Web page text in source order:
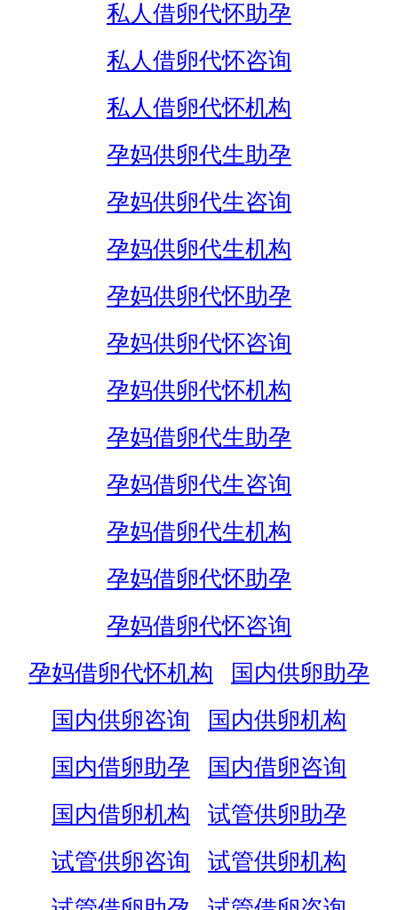
私人借卵代怀助孕
私人借卵代怀咨询
私人借卵代怀机构
孕妈供卵代生助孕
孕妈供卵代生咨询
孕妈供卵代生机构
孕妈供卵代怀助孕
孕妈供卵代怀咨询
孕妈供卵代怀机构
孕妈借卵代生助孕
孕妈借卵代生咨询
孕妈借卵代生机构
孕妈借卵代怀助孕
孕妈借卵代怀咨询
孕妈借卵代怀机构
国内供卵助孕
国内供卵咨询
国内供卵机构
国内借卵助孕
国内借卵咨询
国内借卵机构
试管供卵助孕
试管供卵咨询
试管供卵机构